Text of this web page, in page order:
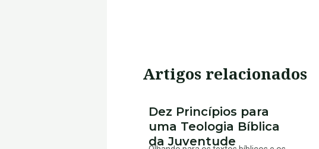
Artigos relacionados
Dez Princípios para
uma Teologia Bíblica
da Juventude